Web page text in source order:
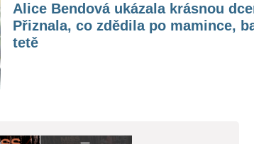
Alice Bendová ukázala krásnou
Přiznala, co zdědila po mamince,
tetě